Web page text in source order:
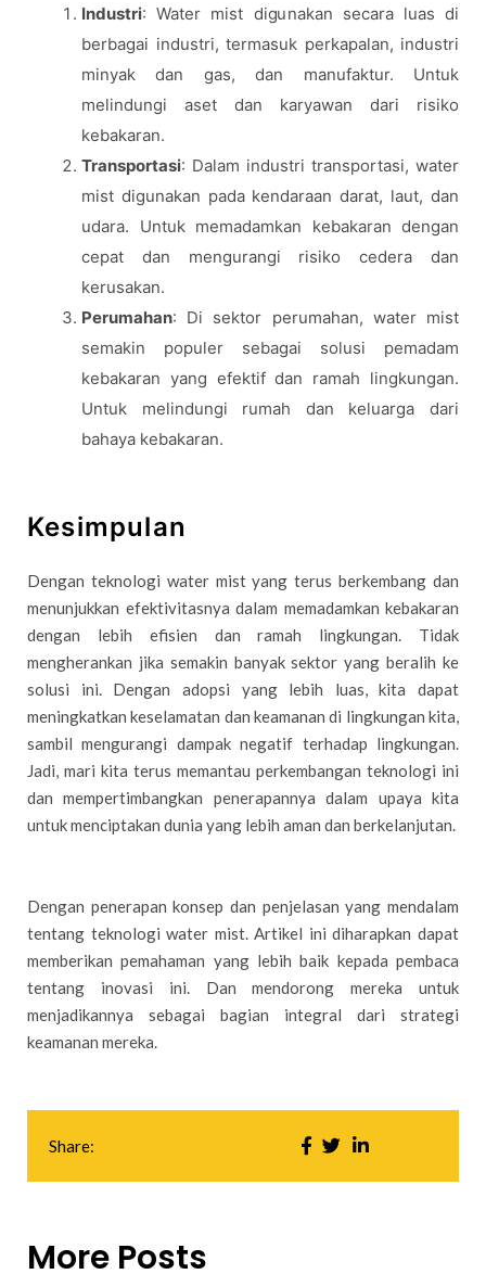
Industri: Water mist digunakan secara luas di
berbagai industri, termasuk perkapalan, industri
minyak dan gas, dan manufaktur. Untuk
melindungi aset dan karyawan dari risiko
kebakaran.
Transportasi: Dalam industri transportasi, water
mist digunakan pada kendaraan darat, laut, dan
udara. Untuk memadamkan kebakaran dengan
cepat dan mengurangi risiko cedera dan
kerusakan.
Perumahan: Di sektor perumahan, water mist
semakin populer sebagai solusi pemadam
kebakaran yang efektif dan ramah lingkungan.
Untuk melindungi rumah dan keluarga dari
bahaya kebakaran.
Kesimpulan
Dengan teknologi water mist yang terus berkembang dan
menunjukkan efektivitasnya dalam memadamkan kebakaran
dengan lebih efisien dan ramah lingkungan. Tidak
mengherankan jika semakin banyak sektor yang beralih ke
solusi ini. Dengan adopsi yang lebih luas, kita dapat
meningkatkan keselamatan dan keamanan di lingkungan kita,
sambil mengurangi dampak negatif terhadap lingkungan.
Jadi, mari kita terus memantau perkembangan teknologi ini
dan mempertimbangkan penerapannya dalam upaya kita
untuk menciptakan dunia yang lebih aman dan berkelanjutan.
Dengan penerapan konsep dan penjelasan yang mendalam
tentang teknologi water mist. Artikel ini diharapkan dapat
memberikan pemahaman yang lebih baik kepada pembaca
tentang inovasi ini. Dan mendorong mereka untuk
menjadikannya sebagai bagian integral dari strategi
keamanan mereka.
Share:
More Posts